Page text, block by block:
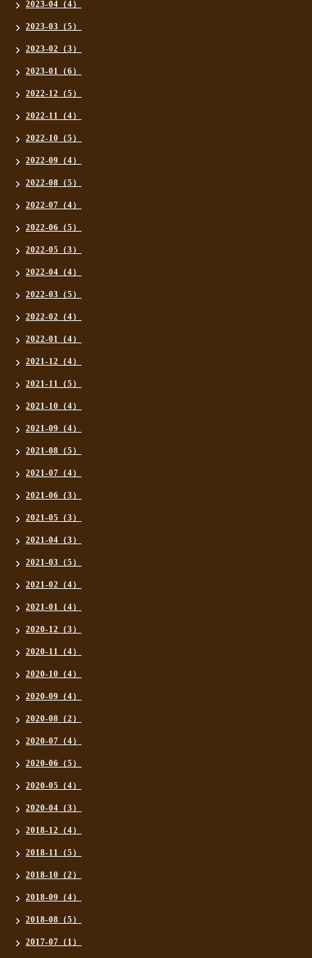
2023-04（4）
2023-03（5）
2023-02（3）
2023-01（6）
2022-12（5）
2022-11（4）
2022-10（5）
2022-09（4）
2022-08（5）
2022-07（4）
2022-06（5）
2022-05（3）
2022-04（4）
2022-03（5）
2022-02（4）
2022-01（4）
2021-12（4）
2021-11（5）
2021-10（4）
2021-09（4）
2021-08（5）
2021-07（4）
2021-06（3）
2021-05（3）
2021-04（3）
2021-03（5）
2021-02（4）
2021-01（4）
2020-12（3）
2020-11（4）
2020-10（4）
2020-09（4）
2020-08（2）
2020-07（4）
2020-06（5）
2020-05（4）
2020-04（3）
2018-12（4）
2018-11（5）
2018-10（2）
2018-09（4）
2018-08（5）
2017-07（1）